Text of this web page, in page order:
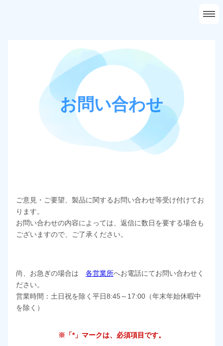
事業案内
採用情報
お問い合わせ
ご意見・ご要望、製品に関するお問い合わせ等受け付けてお
ります。
お問い合わせの内容によっては、返信に数日を要する場合も
ございますので、ご了承ください。
尚、お急ぎの場合は 各営業所へお電話にてお問い合わせく
ださい。
営業時間：土日祝を除く平日8:45～17:00（年末年始休暇中
を除く）
※「*」マークは、必須項目です。